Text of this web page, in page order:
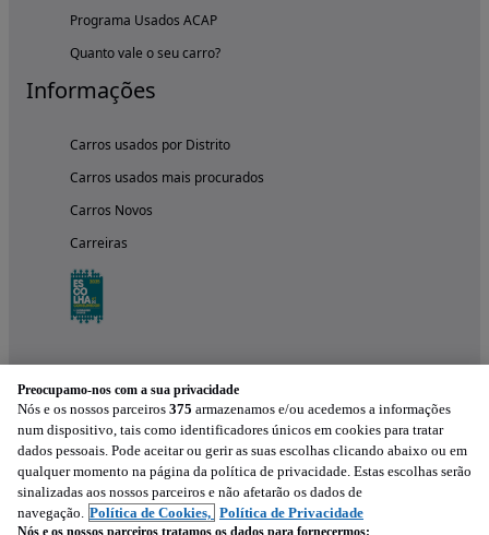
Programa Usados ACAP
Quanto vale o seu carro?
Informações
Carros usados por Distrito
Carros usados mais procurados
Carros Novos
Carreiras
Experimenta a aplicação
Preocupamo-nos com a sua privacidade
Nós e os nossos parceiros 375 armazenamos e/ou acedemos a informações
num dispositivo, tais como identificadores únicos em cookies para tratar
dados pessoais. Pode aceitar ou gerir as suas escolhas clicando abaixo ou em
qualquer momento na página da política de privacidade. Estas escolhas serão
sinalizadas aos nossos parceiros e não afetarão os dados de
navegação. Política de Cookies, Política de Privacidade
Nós e os nossos parceiros tratamos os dados para fornecermos: